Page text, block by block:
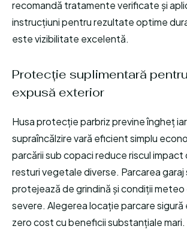
recomandă tratamente verificate și
instrucțiuni pentru rezultate optime
este vizibilitate excelentă.
Protecție suplimentară
expusă exterior
Husa protecție parbriz previne îngheț
supraîncălzire vară eficient simplu
parcării sub copaci reduce riscul impact
resturi vegetale diverse. Parcarea
protejează de grindină și condiții
severe. Alegerea locație parcare
zero cost cu beneficii substanțiale mari.